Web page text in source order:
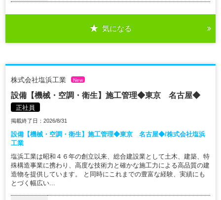
気になる
株式会社塩浜工業 New
設備【機械・空調・衛生】施工管理◆東京 名古屋◆
正社員
掲載終了日：2026/8/31
設備【機械・空調・衛生】施工管理◆東京 名古屋◆/株式会社塩浜
工業
塩浜工業は昭和４６年の創立以来、総合建設業として土木、建築、特
殊構造事業に携わり、高度な技術力と確かな施工力による高品質の建
造物を提供しています。 と同時にこれまでの豊富な経験、実績にも
とづく幅広い...